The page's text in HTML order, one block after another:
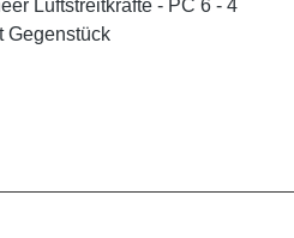
Luftstreitkräfte - PC 6 - 4
Gegenstück